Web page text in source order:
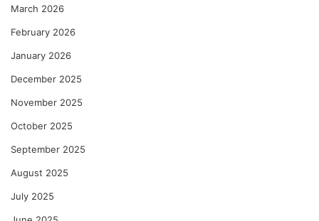
March 2026
February 2026
January 2026
December 2025
November 2025
October 2025
September 2025
August 2025
July 2025